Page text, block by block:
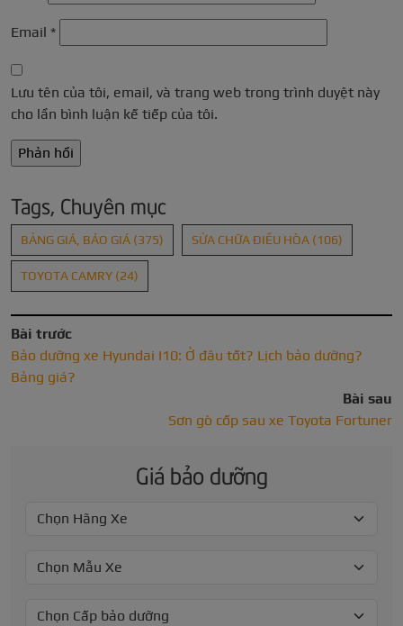
Email *
Lưu tên của tôi, email, và trang web trong trình duyệt này
cho lần bình luận kế tiếp của tôi.
Tags, Chuyên mục
BẢNG GIÁ, BÁO GIÁ (375) SỬA CHỮA ĐIỀU HÒA (106)
TOYOTA CAMRY (24)
Bài trước
Bảo dưỡng xe Hyundai I10: Ở đâu tốt? Lịch bảo dưỡng?
Bảng giá?
Bài sau
Sơn gò cốp sau xe Toyota Fortuner
Giá bảo dưỡng